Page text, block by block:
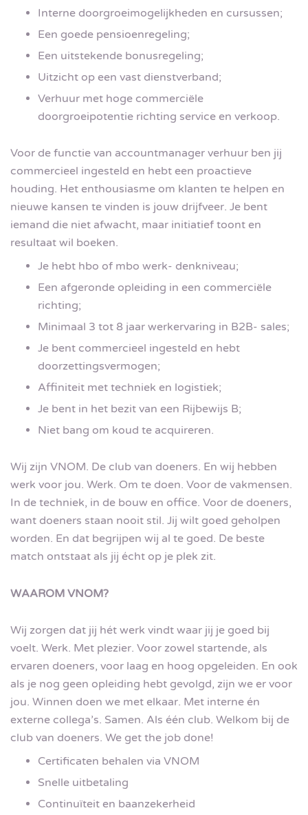
Interne doorgroeimogelijkheden en cursussen;
Een goede pensioenregeling;
Een uitstekende bonusregeling;
Uitzicht op een vast dienstverband;
Verhuur met hoge commerciële
doorgroeipotentie richting service en verkoop.
Voor de functie van accountmanager verhuur ben jij
commercieel ingesteld en hebt een proactieve
houding. Het enthousiasme om klanten te helpen en
nieuwe kansen te vinden is jouw drijfveer. Je bent
iemand die niet afwacht, maar initiatief toont en
resultaat wil boeken.
Je hebt hbo of mbo werk- denkniveau;
Een afgeronde opleiding in een commerciële
richting;
Minimaal 3 tot 8 jaar werkervaring in B2B- sales;
Je bent commercieel ingesteld en hebt
doorzettingsvermogen;
Affiniteit met techniek en logistiek;
Je bent in het bezit van een Rijbewijs B;
Niet bang om koud te acquireren.
Wij zijn VNOM. De club van doeners. En wij hebben
werk voor jou. Werk. Om te doen. Voor de vakmensen.
In de techniek, in de bouw en office. Voor de doeners,
want doeners staan nooit stil. Jij wilt goed geholpen
worden. En dat begrijpen wij al te goed. De beste
match ontstaat als jij écht op je plek zit.
WAAROM VNOM?
Wij zorgen dat jij hét werk vindt waar jij je goed bij
voelt. Werk. Met plezier. Voor zowel startende, als
ervaren doeners, voor laag en hoog opgeleiden. En ook
als je nog geen opleiding hebt gevolgd, zijn we er voor
jou. Winnen doen we met elkaar. Met interne én
externe collega’s. Samen. Als één club. Welkom bij de
club van doeners. We get the job done!
Certificaten behalen via VNOM
Snelle uitbetaling
Continuïteit en baanzekerheid